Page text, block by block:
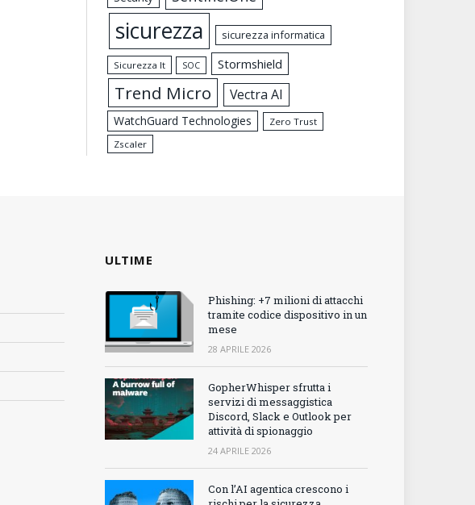
sicurezza sicurezza informatica
Sicurezza It SOC Stormshield
Trend Micro Vectra AI
WatchGuard Technologies
Zero Trust
Zscaler
ULTIME
Phishing: +7 milioni di attacchi
tramite codice dispositivo in un
mese
28 APRILE 2026
GopherWhisper sfrutta i
servizi di messaggistica
Discord, Slack e Outlook per
attività di spionaggio
24 APRILE 2026
Con l’AI agentica crescono i